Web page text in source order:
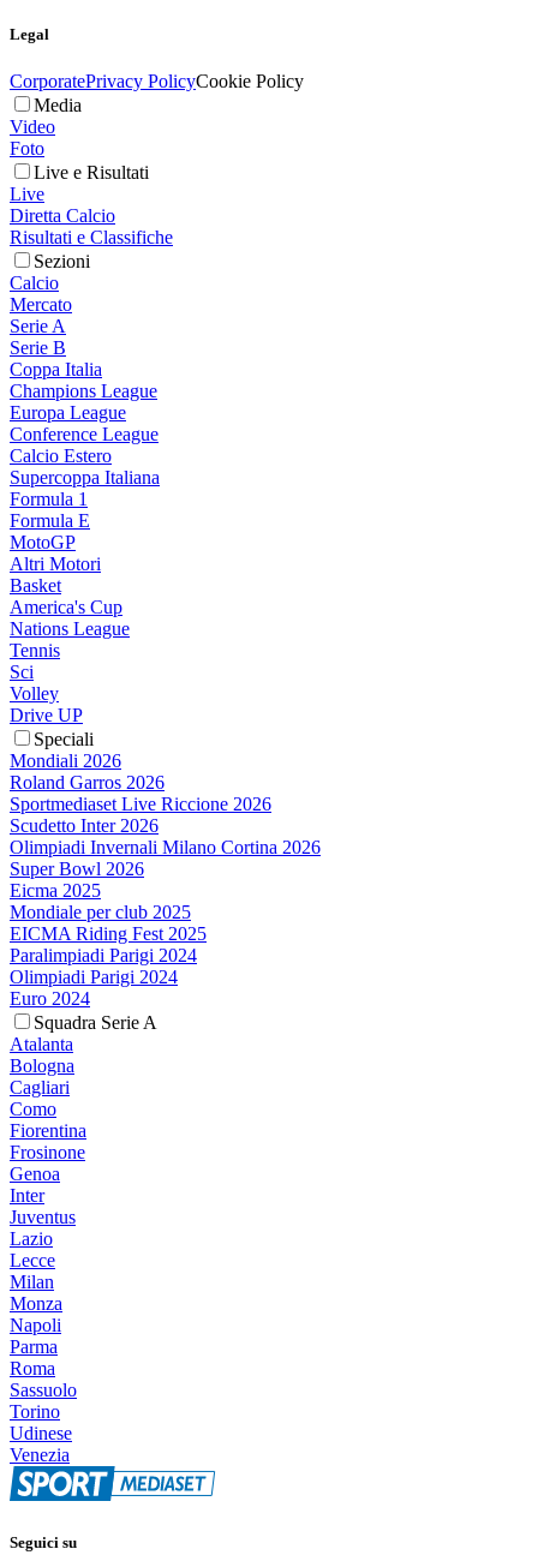
Legal
CorporatePrivacy PolicyCookie Policy
Media
Video
Foto
Live e Risultati
Live
Diretta Calcio
Risultati e Classifiche
Sezioni
Calcio
Mercato
Serie A
Serie B
Coppa Italia
Champions League
Europa League
Conference League
Calcio Estero
Supercoppa Italiana
Formula 1
Formula E
MotoGP
Altri Motori
Basket
America's Cup
Nations League
Tennis
Sci
Volley
Drive UP
Speciali
Mondiali 2026
Roland Garros 2026
Sportmediaset Live Riccione 2026
Scudetto Inter 2026
Olimpiadi Invernali Milano Cortina 2026
Super Bowl 2026
Eicma 2025
Mondiale per club 2025
EICMA Riding Fest 2025
Paralimpiadi Parigi 2024
Olimpiadi Parigi 2024
Euro 2024
Squadra Serie A
Atalanta
Bologna
Cagliari
Como
Fiorentina
Frosinone
Genoa
Inter
Juventus
Lazio
Lecce
Milan
Monza
Napoli
Parma
Roma
Sassuolo
Torino
Udinese
Venezia
Seguici su